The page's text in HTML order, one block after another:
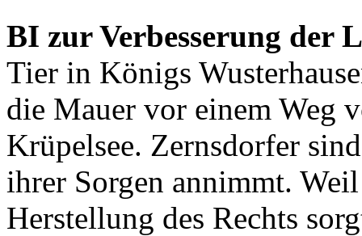
BI zur Verbesserung der
Tier in Königs
die Mauer vor einem Weg
Krüpelsee. Zernsdorfer
ihrer Sorgen annimmt.
Herstellung des Rechts